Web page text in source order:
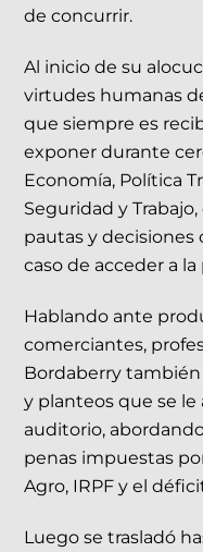
de concurrir.
Al inicio de su
virtudes humanas
que siempre es
exponer durante
Economía, Política
Seguridad y
pautas y decisiones
caso de acceder a
Hablando ante
comerciantes,
Bordaberry
y planteos que se
auditorio,
penas impuestas
Agro, IRPF y el
Luego se trasladó